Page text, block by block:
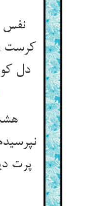
نفس
کرست
دل
پرت